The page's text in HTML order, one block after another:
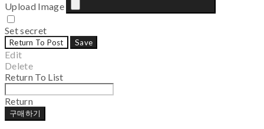
Upload Image
Set secret
Return To Post Save
Edit
Delete
Return To List
Return
구매하기